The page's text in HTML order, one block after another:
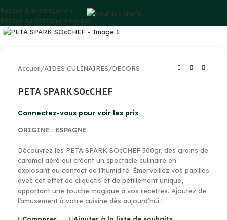
Passer à la navigation
Passer au contenu principal
Cliquez pour agrandir
Accueil/AIDES CULINAIRES/DECORS
PETA SPARK SOcCHEF
Connectez-vous pour voir les prix
ORIGINE : ESPAGNE
Découvrez les PETA SPARK SOcCHEF 500gr, des grains de
caramel aéré qui créent un spectacle culinaire en
explosant au contact de l’humidité. Émerveillez vos papilles
avec cet effet de cliquetis et de pétillement unique,
apportant une touche magique à vos recettes. Ajoutez de
l’amusement à votre cuisine dès aujourd’hui !